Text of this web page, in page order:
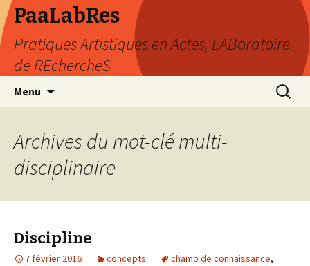
PaaLabRes
Pratiques Artistiques en Actes, LABoratoire
de REchercheS
Menu
principal
Archives du mot-clé multi-
disciplinaire
Discipline
7 février 2016 concepts champ de connaissance,